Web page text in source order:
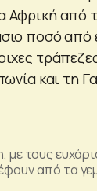
Αφρική από
ποσό από
και τη
με τους
από τα